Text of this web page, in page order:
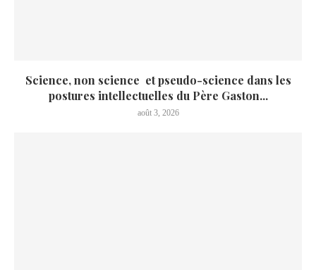
Science, non science et pseudo-science dans les
postures intellectuelles du Père Gaston...
août 3, 2026